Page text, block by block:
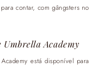
contar, com gângsters no
Academy
está disponível para